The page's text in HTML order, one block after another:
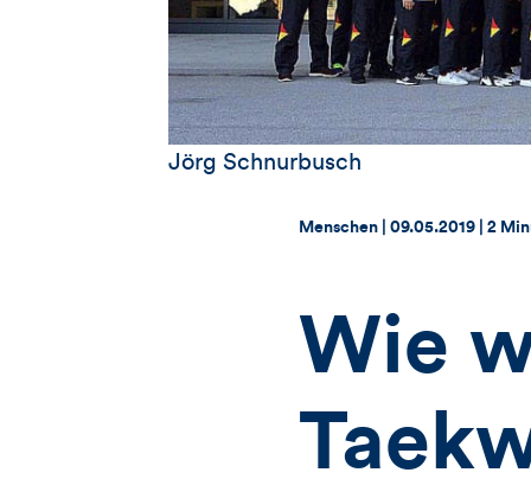
Jörg Schnurbusch
Thema:
Menschen | Datum:
09.05.2019 2
Wie